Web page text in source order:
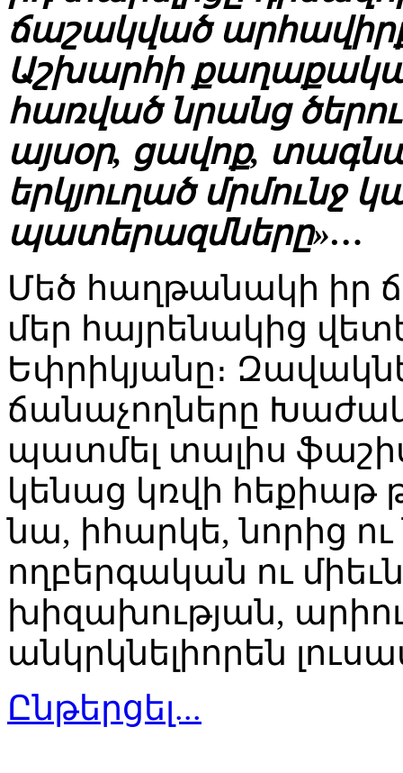
ճաշակված
Աշխարհի
հառված նրանց
այսօր, ցավոք,
երկյուղած մրմունջ
պատերազմները»…
Մեծ հաղթանակի իր
մեր հայրենակից
Եփրիկյանը։
ճանաչողները
պատմել տալիս
կենաց կռվի հեքիաթ
նա, իհարկե, նորից
ողբերգական ու
խիզախության,
անկրկնելիորեն
Ընթերցել...